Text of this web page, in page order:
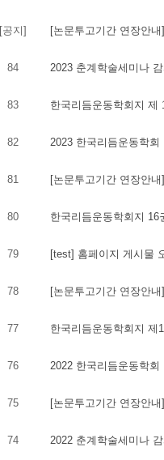
[공지] [논문투고기간 연장안
84 2023 춘계학술세미나
83 한국리듬운동학회지 제
82 2023 한국리듬운동학
81
80 한국리듬운동학회지 16
79 [test] 홈페이지 게시물
78
77 한국리듬운동학회지 제
76 2022 한국리듬운동학
75
74 2022 춘계학술세미나